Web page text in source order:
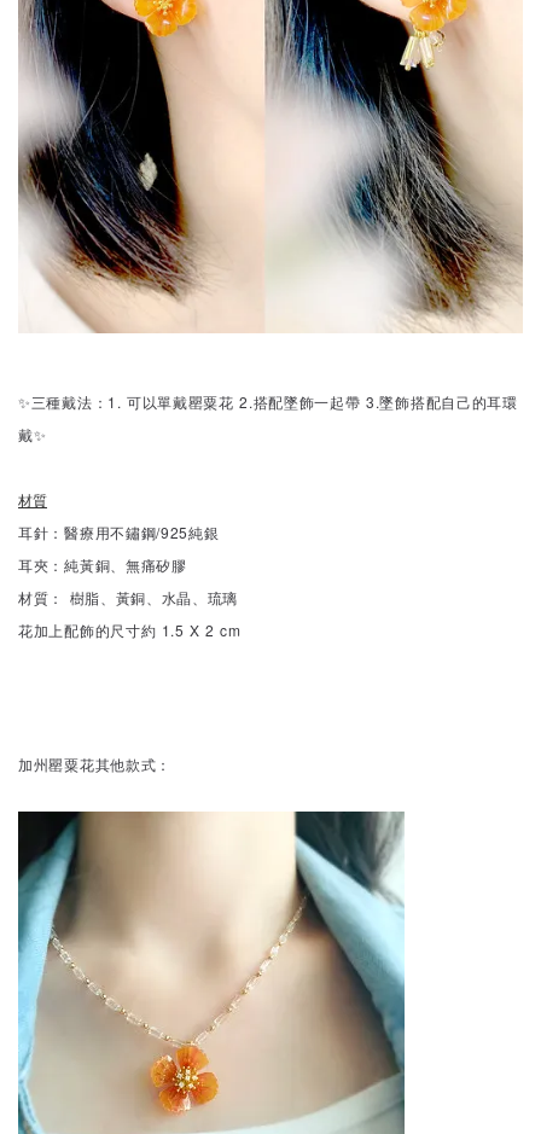
✨三種戴法：1. 可以單戴罌粟花 2.搭配墜飾一起帶 3.墜飾搭配自己的耳環
戴✨
材質
耳針：醫療用不鏽鋼/925純銀
耳夾：純黃銅、無痛矽膠
材質： 樹脂、黃銅、水晶、琉璃
花加上配飾的尺寸約 1.5 X 2 cm
加州罌粟花其他款式：